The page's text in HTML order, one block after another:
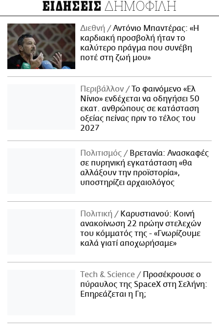
ΕΙΔΗΣΕΙΣ ΔΗΜΟΦΙΛΗ
Διεθνή
Αντόνιο Μπαντέρας: «Η
καρδιακή προσβολή ήταν το
καλύτερο πράγμα που συνέβη
ποτέ στη ζωή μου»
Περιβάλλον
Το φαινόμενο «Ελ
Νίνιο» ενδέχεται να οδηγήσει 50
εκατ. ανθρώπους σε κατάσταση
οξείας πείνας πριν το τέλος του
2027
Πολιτισμός
Βρετανία: Ανασκαφές
σε πυρηνική εγκατάσταση «θα
αλλάξουν την προϊστορία»,
υποστηρίζει αρχαιολόγος
Πολιτική
Καρυστιανού: Κοινή
ανακοίνωση 22 πρώην στελεχών
του κόμματός της - «Γνωρίζουμε
καλά γιατί αποχωρήσαμε»
Τech & Science
Προσέκρουσε ο
πύραυλος της SpaceX στη Σελήνη:
Επηρεάζεται η Γη;